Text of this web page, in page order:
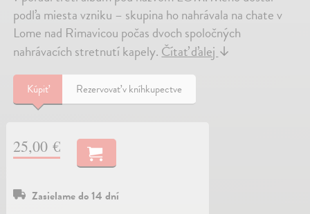
podľa miesta vzniku – skupina ho nahrávala na chate v
Lome nad Rimavicou počas dvoch spoločných
nahrávacích stretnutí kapely. Čítať ďalej ↓
Kúpiť Rezervovať v kníhkupectve
25,00 €
Zasielame do 14 dní